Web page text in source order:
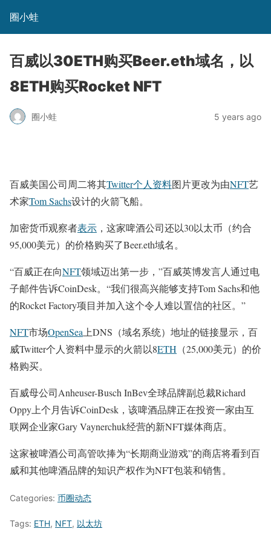
圈小蛙
百威以30ETH购买Beer.eth域名，以
8ETH购买Rocket NFT
圈小蛙 5 years ago
百威美国公司周二将其Twitter个人资料图片更改为由NFT艺
术家Tom Sachs设计的火箭飞船。
加密货币观察者表示 ，这家啤酒公司还以30以太币（约合
95,000美元）的价格购买了Beer.eth域名。
“百威正在向NFT领域迈出第一步，”百威英博发言人通过电
子邮件告诉CoinDesk。“我们很高兴能够支持Tom Sachs和他
的Rocket Factory项目并加入这个令人难以置信的社区。”
NFT市场OpenSea 上DNS（域名系统）地址的链接显示，百
威Twitter个人资料中显示的火箭以8ETH （25,000美元）的价
格购买。
百威母公司Anheuser-Busch InBev全球品牌副总裁Richard
Oppy上个月告诉CoinDesk，该啤酒品牌正在投资一家由互
联网企业家Gary Vaynerchuk经营的新NFT媒体商店。
这家被啤酒公司高管吹捧为“长期商业游戏”的商店将看到百
威和其他啤酒品牌的知识产权作为NFT包装和销售。
Categories: 币圈动态
Tags: ETH, NFT, 以太坊